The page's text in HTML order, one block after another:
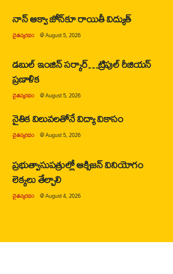
నాన్ ఆక్వా జోన్‌కూ రాయితీ విద్యుత్
చైతన్యరధం @August 5, 2026
డబుల్ ఇంజిన్ సర్కార్…ట్రిపుల్ రీజియన్
ప్రణాళిక
చైతన్యరధం @August 5, 2026
నైతిక విలువలతోనే విద్యా వికాసం
చైతన్యరధం @August 5, 2026
ప్రభుత్వాసుపత్రుల్లో ఆక్సిజన్ వినియోగం
లెక్కలు తేల్చాలి
చైతన్యరధం @August 4, 2026